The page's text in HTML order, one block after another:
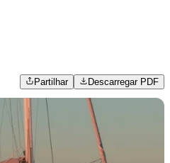
Partilhar Descarregar PDF